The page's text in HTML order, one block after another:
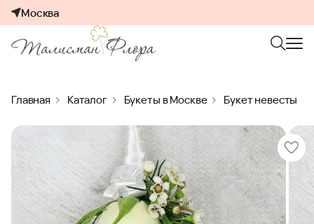
Москва
Главная Каталог Букеты в Москве Букет невесты